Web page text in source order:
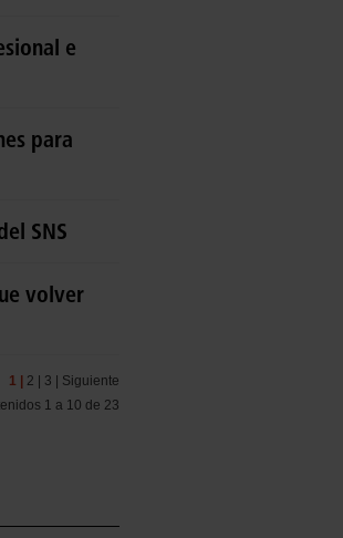
e
para
SNS
volver
1 | 2 | 3 |
Siguiente
1 a 10 de 23